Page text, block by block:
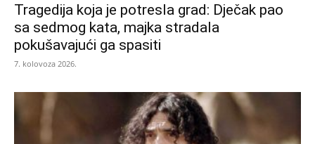
Tragedija koja je potresla grad: Dječak pao
sa sedmog kata, majka stradala
pokušavajući ga spasiti
7. kolovoza 2026.